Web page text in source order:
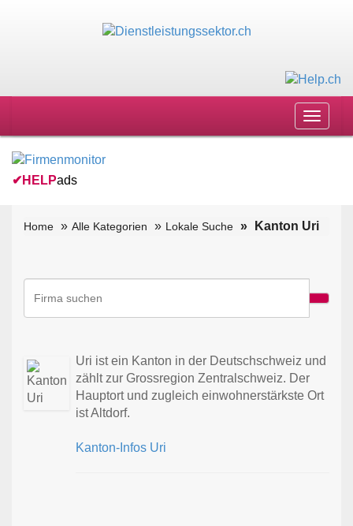
Toggle
✔ HELPads
Home Alle Kategorien Lokale Suche Kanton Uri
Uri ist ein Kanton in der Deutschschweiz und
zählt zur Grossregion Zentralschweiz. Der
Hauptort und zugleich einwohnerstärkste Ort
ist Altdorf.
Kanton-Infos Uri